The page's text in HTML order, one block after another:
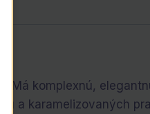
Má komplexnú,
a karamelizovaných